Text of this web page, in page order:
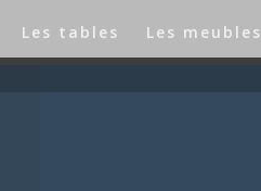
Les tables Les meubles